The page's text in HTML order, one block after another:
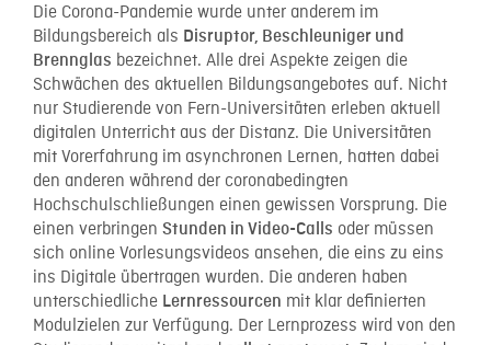
Die Corona-Pandemie wurde unter anderem im
Bildungsbereich als Disruptor, Beschleuniger und
Brennglas bezeichnet. Alle drei Aspekte zeigen die
Schwächen des aktuellen Bildungsangebotes auf. Nicht
nur Studierende von Fern-Universitäten erleben aktuell
digitalen Unterricht aus der Distanz. Die Universitäten
mit Vorerfahrung im asynchronen Lernen, hatten dabei
den anderen während der coronabedingten
Hochschulschließungen einen gewissen Vorsprung. Die
einen verbringen Stunden in Video-Calls oder müssen
sich online Vorlesungsvideos ansehen, die eins zu eins
ins Digitale übertragen wurden. Die anderen haben
unterschiedliche Lernressourcen mit klar definierten
Modulzielen zur Verfügung. Der Lernprozess wird von den